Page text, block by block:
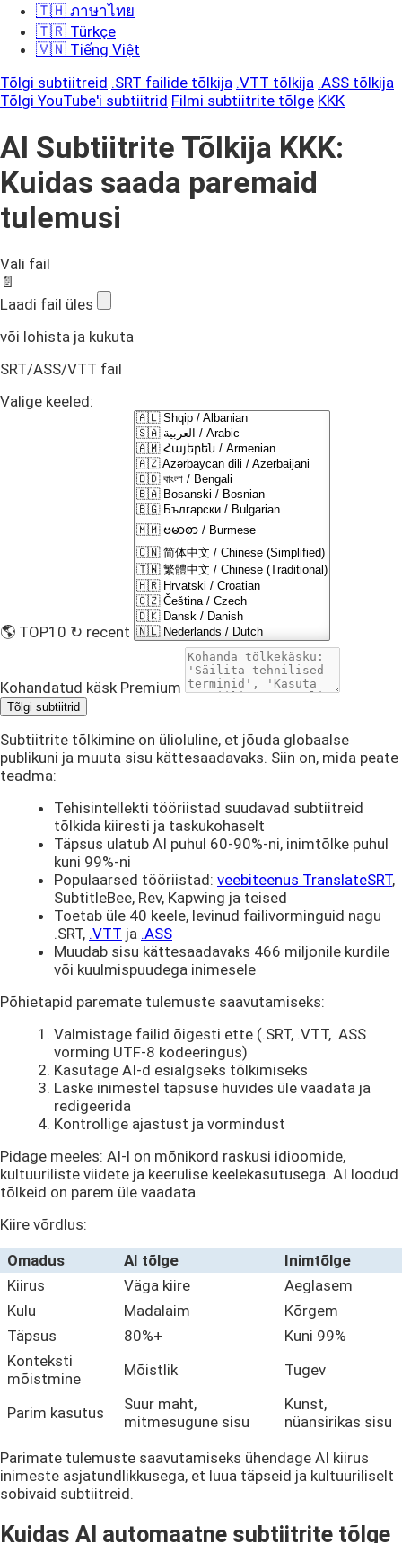
🇹🇭 ภาษาไทย
🇹🇷 Türkçe
🇻🇳 Tiếng Việt
Tõlgi subtiitreid .SRT failide tõlkija .VTT tõlkija .ASS tõlkija
Tõlgi YouTube'i subtiitrid Filmi subtiitrite tõlge KKK
AI Subtiitrite Tõlkija KKK:
Kuidas saada paremaid
tulemusi
Vali fail
📄
Laadi fail üles
või lohista ja kukuta
SRT/ASS/VTT fail
Valige keeled:
🌎 TOP10 ↻ recent
Kohandatud käsk Premium
Tõlgi subtiitrid
Subtiitrite tõlkimine on ülioluline, et jõuda globaalse
publikuni ja muuta sisu kättesaadavaks. Siin on, mida peate
teadma:
Tehisintellekti tööriistad suudavad subtiitreid
tõlkida kiiresti ja taskukohaselt
Täpsus ulatub AI puhul 60-90%-ni, inimtõlke puhul
kuni 99%-ni
Populaarsed tööriistad: veebiteenus TranslateSRT,
SubtitleBee, Rev, Kapwing ja teised
Toetab üle 40 keele, levinud failivorminguid nagu
.SRT, .VTT ja .ASS
Muudab sisu kättesaadavaks 466 miljonile kurdile
või kuulmispuudega inimesele
Põhietapid paremate tulemuste saavutamiseks:
Valmistage failid õigesti ette (.SRT, .VTT, .ASS
vorming UTF-8 kodeeringus)
Kasutage AI-d esialgseks tõlkimiseks
Laske inimestel täpsuse huvides üle vaadata ja
redigeerida
Kontrollige ajastust ja vormindust
Pidage meeles: AI-l on mõnikord raskusi idioomide,
kultuuriliste viidete ja keerulise keelekasutusega. AI loodud
tõlkeid on parem üle vaadata.
Kiire võrdlus:
Omadus
AI tõlge
Inimtõlge
Kiirus
Väga kiire
Aeglasem
Kulu
Madalaim
Kõrgem
Täpsus
80%+
Kuni 99%
Konteksti
mõistmine
Mõistlik Tugev
Parim kasutus
Suur maht,
mitmesugune sisu
Kunst,
nüansirikas sisu
Parimate tulemuste saavutamiseks ühendage AI kiirus
inimeste asjatundlikkusega, et luua täpseid ja kultuuriliselt
sobivaid subtiitreid.
Kuidas AI automaatne subtiitrite tõlge